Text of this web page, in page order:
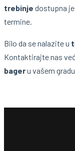
trebinje dostupna
termine.
Bilo da se nalazite u
Kontaktirajte nas
bageru vašem